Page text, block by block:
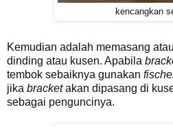
kencangkan
Kemudian adalah memasang
dinding atau kusen. Apabila
tembok sebaiknya gunakan
jika bracketakan dipasang di
sebagai penguncinya.